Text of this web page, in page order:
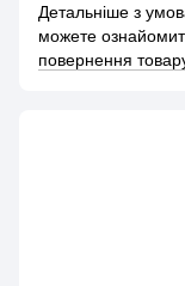
Детальніше з
можете
повернення